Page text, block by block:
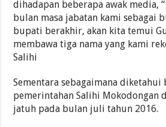
dihadapan beberapa awak media,
bulan masa jabatan kami sebagai
bupati berakhir, akan kita temui
membawa tiga nama yang kami
Salihi
Sementara sebagaimana diketahui
pemerintahan Salihi Mokodongan
jatuh pada bulan juli tahun 2016.